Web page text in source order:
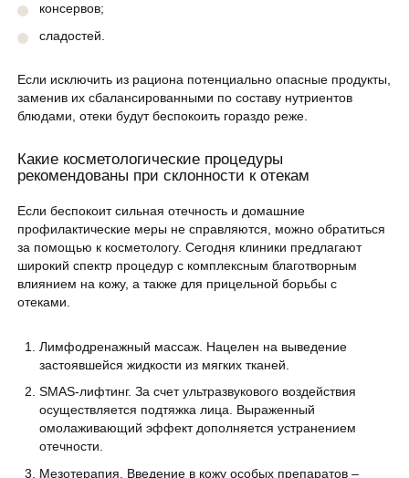
консервов;
сладостей.
Если исключить из рациона потенциально опасные продукты,
заменив их сбалансированными по составу нутриентов
блюдами, отеки будут беспокоить гораздо реже.
Какие косметологические процедуры
рекомендованы при склонности к отекам
Если беспокоит сильная отечность и домашние
профилактические меры не справляются, можно обратиться
за помощью к косметологу. Сегодня клиники предлагают
широкий спектр процедур с комплексным благотворным
влиянием на кожу, а также для прицельной борьбы с
отеками.
Лимфодренажный массаж. Нацелен на выведение
застоявшейся жидкости из мягких тканей.
SMAS-лифтинг. За счет ультразвукового воздействия
осуществляется подтяжка лица. Выраженный
омолаживающий эффект дополняется устранением
отечности.
Мезотерапия. Введение в кожу особых препаратов –